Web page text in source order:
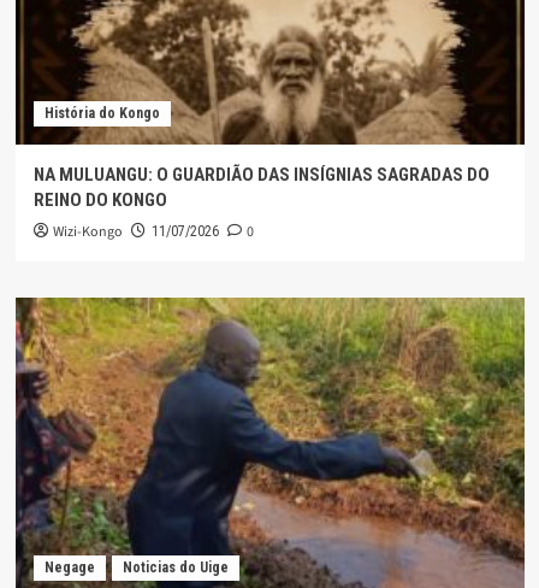
História do Kongo
NA MULUANGU: O GUARDIÃO DAS INSÍGNIAS SAGRADAS DO
REINO DO KONGO
Wizi-Kongo 11/07/2026 0
Negage Noticias do Uige